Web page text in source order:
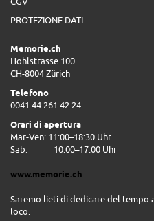
PROTEZIONE DATI
Memorie.ch
Hohlstrasse 100
CH-8004 Zürich
Telefono
0041 44 261 42 24
Orari di apertura
Mar-Ven: 11:00–18:30 Uhr
Sab:
10:00–17:00 Uhr
www.memorie.ch
Saremo lieti di dedicare del tempo
loco.